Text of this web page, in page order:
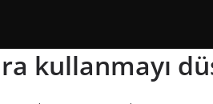
kullanmayı